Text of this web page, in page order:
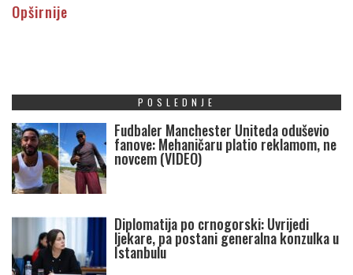
Opširnije
POSLEDNJE
Fudbaler Manchester Uniteda oduševio
fanove: Mehaničaru platio reklamom, ne
novcem (VIDEO)
Diplomatija po crnogorski: Uvrijedi
ljekare, pa postani generalna konzulka u
Istanbulu